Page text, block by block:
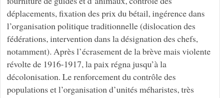
déplacements, fixation des prix du bétail, ingérence dans
l’organisation politique traditionnelle (dislocation des
fédérations, intervention dans la désignation des chefs,
notamment). Après l’écrasement de la brève mais violente
révolte de 1916-1917, la paix régna jusqu’à la
décolonisation. Le renforcement du contrôle des
populations et l’organisation d’unités méharistes, très